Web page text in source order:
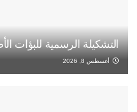
التشكيلة الرسمية للبؤات
أغسطس 8, 2026